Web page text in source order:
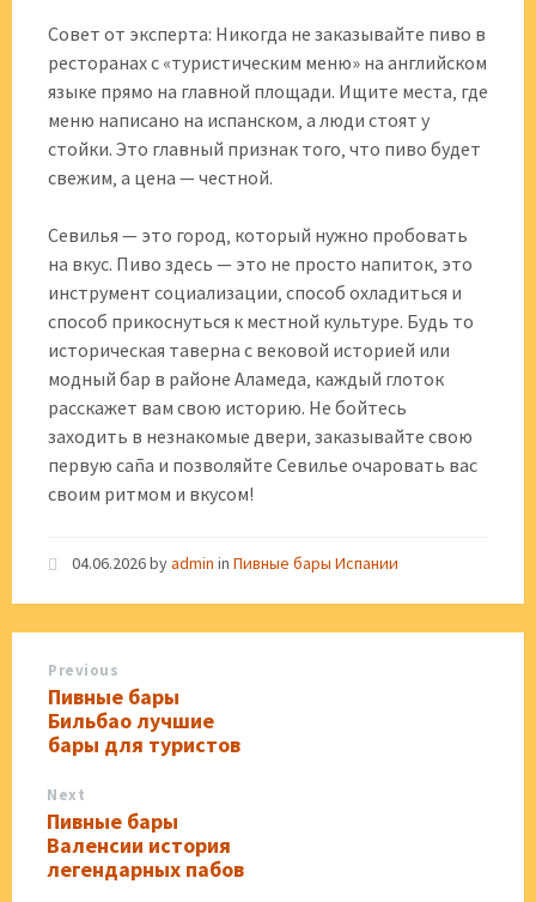
Совет от эксперта: Никогда не заказывайте пиво в
ресторанах с «туристическим меню» на английском
языке прямо на главной площади. Ищите места‚ где
меню написано на испанском‚ а люди стоят у
стойки. Это главный признак того‚ что пиво будет
свежим‚ а цена — честной.
Севилья — это город‚ который нужно пробовать
на вкус. Пиво здесь — это не просто напиток‚ это
инструмент социализации‚ способ охладиться и
способ прикоснуться к местной культуре. Будь то
историческая таверна с вековой историей или
модный бар в районе Аламеда‚ каждый глоток
расскажет вам свою историю. Не бойтесь
заходить в незнакомые двери‚ заказывайте свою
первую caña и позволяйте Севилье очаровать вас
своим ритмом и вкусом!
04.06.2026byadmin in Пивные бары Испании
Previous
Пивные бары
Бильбао лучшие
бары для туристов
Next
Пивные бары
Валенсии история
легендарных пабов